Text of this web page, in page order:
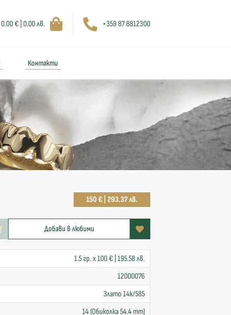
0.00 € | 0.00 лв. +359 87 8812300
Контакти
150 € | 293.37 лв.
Добави в любими
1.5 гр. x 100 € | 195.58 лв.
12000076
Злато 14к/585
14 (Обиколка 54.4 mm)